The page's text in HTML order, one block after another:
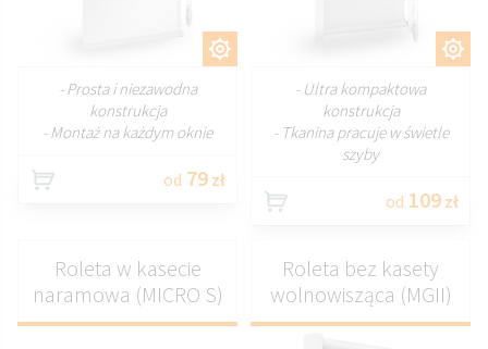
- Prosta i niezawodna
konstrukcja
- Montaż na każdym oknie
od 79 zł
- Ultra kompaktowa
konstrukcja
- Tkanina pracuje w świetle
szyby
od 109 zł
Roleta w kasecie
naramowa (MICRO S)
Roleta bez kasety
wolnowisząca (MGII)